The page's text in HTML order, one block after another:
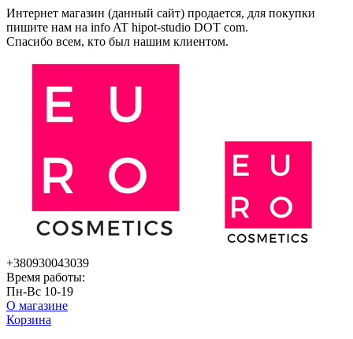
Интернет магазин (данный сайт) продается, для покупки
пишите нам на info AT hipot-studio DOT com.
Спасибо всем, кто был нашим клиентом.
+380930043039
Время работы:
Пн-Вс 10-19
О магазине
Корзина